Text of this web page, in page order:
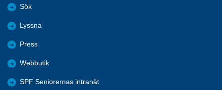
Sök
Lyssna
Press
Webbutik
SPF Seniorernas intranät